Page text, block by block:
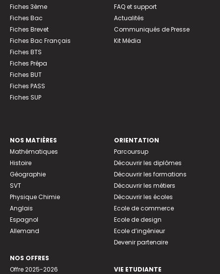
Fiches 3ème
Fiches Bac
Fiches Brevet
Fiches Bac Français
Fiches BTS
Fiches Prépa
Fiches BUT
Fiches PASS
Fiches SUP
FAQ et support
Actualités
Communiqués de Presse
Kit Média
NOS MATIÈRES
Mathématiques
Histoire
Géographie
SVT
Physique Chimie
Anglais
Espagnol
Allemand
NOS OFFRES
Offre 2025-2026
ORIENTATION
Parcoursup
Découvrir les diplômes
Découvrir les formations
Découvrir les métiers
Découvrir les écoles
Ecole de commerce
Ecole de design
Ecole d’ingénieur
Devenir partenaire
VIE ETUDIANTE